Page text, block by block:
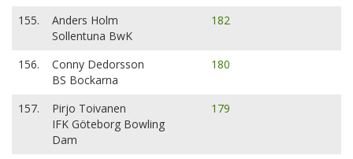
155.
Anders Holm
Sollentuna BwK
182
156.
Conny Dedorsson
BS Bockarna
180
157.
Pirjo Toivanen
IFK Göteborg Bowling
Dam
179